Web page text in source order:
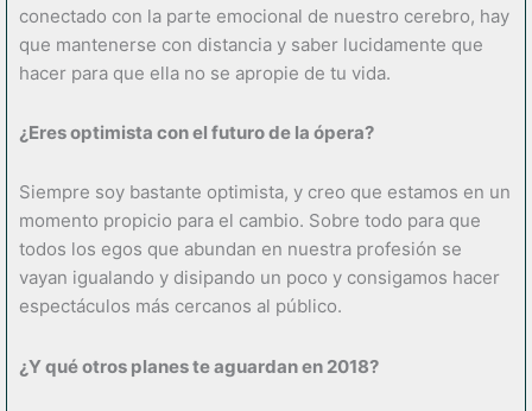
conectado con la parte emocional de nuestro cerebro, hay
que mantenerse con distancia y saber lucidamente que
hacer para que ella no se apropie de tu vida.
¿Eres optimista con el futuro de la ópera?
Siempre soy bastante optimista, y creo que estamos en un
momento propicio para el cambio. Sobre todo para que
todos los egos que abundan en nuestra profesión se
vayan igualando y disipando un poco y consigamos hacer
espectáculos más cercanos al público.
¿Y quéotros planes te aguardan en 2018?